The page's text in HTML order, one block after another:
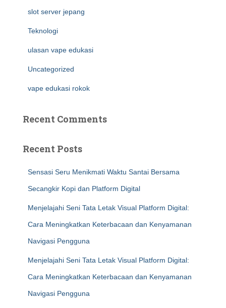
slot server jepang
Teknologi
ulasan vape edukasi
Uncategorized
vape edukasi rokok
Recent Comments
Recent Posts
Sensasi Seru Menikmati Waktu Santai Bersama
Secangkir Kopi dan Platform Digital
Menjelajahi Seni Tata Letak Visual Platform Digital:
Cara Meningkatkan Keterbacaan dan Kenyamanan
Navigasi Pengguna
Menjelajahi Seni Tata Letak Visual Platform Digital:
Cara Meningkatkan Keterbacaan dan Kenyamanan
Navigasi Pengguna